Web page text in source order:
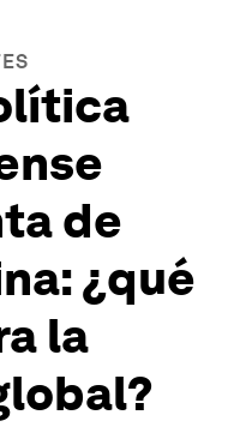
de
¿qué
la